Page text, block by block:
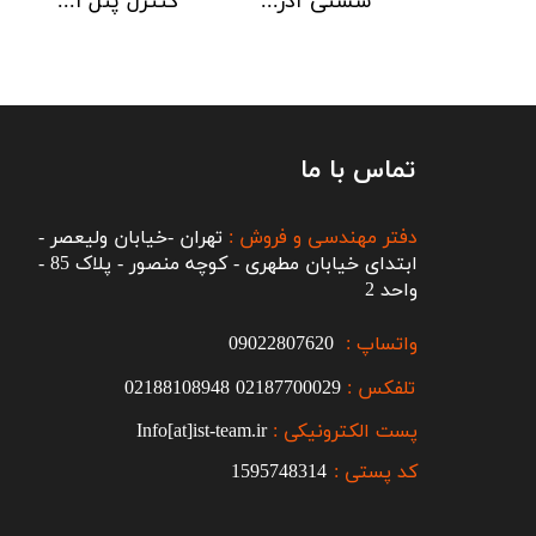
تماس با ما
تلفکس : 02187700029
02188108948
پست الکترونیکی :Info[at]ist-team.ir
واتساپ :
دفتر مهندسی و فروش : تهران -خیابان ولیعصر -
ابتدای خیابان مطهری - کوچه منصور - پلاک 85 -
واحد 2
کد پستی : 1595748314